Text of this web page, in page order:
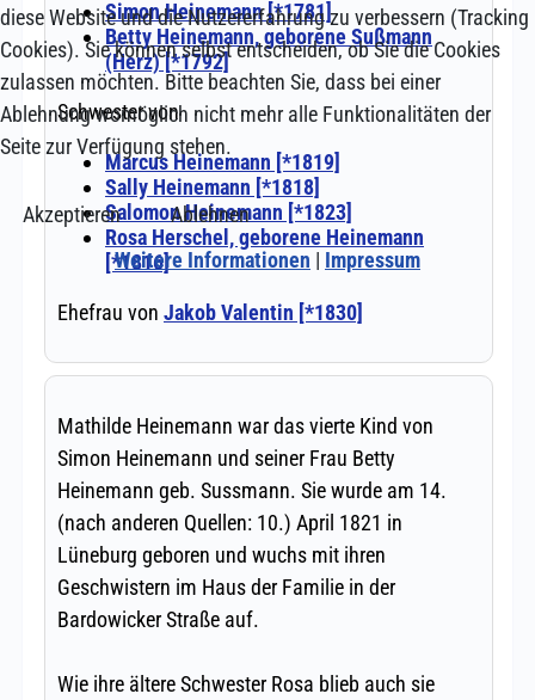
diese Website und die Nutzererfahrung zu verbessern (Tracking
Cookies). Sie können selbst entscheiden, ob Sie die Cookies
zulassen möchten. Bitte beachten Sie, dass bei einer
Ablehnung womöglich nicht mehr alle Funktionalitäten der
Seite zur Verfügung stehen.
Akzeptieren
Ablehnen
Weitere Informationen | Impressum